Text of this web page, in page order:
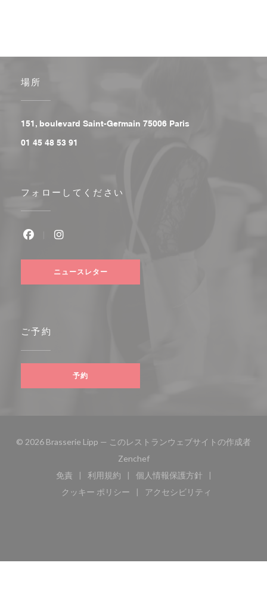
場所
151, boulevard Saint-Germain 75006 Paris
01 45 48 53 91
フォローしてください
ニュースレター
ご予約
予約
© 2026 Brasserie Lipp — このレストランウェブサイトの作成者
Zenchef((新しいウィンドウで開きます))
免責
((新しいウィンドウで開きます))
利用規約
((新しいウィンドウで開きます))
個人情報保護方針
((新しいウィンドウで開
クッキー ポリシー
((新しいウィンドウで開きます))
アクセシビリティ
((新しいウィンドウで